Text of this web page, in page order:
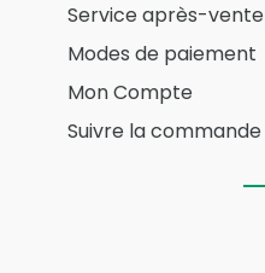
Service après-vente
Modes de paiement
Mon Compte
Suivre la commande